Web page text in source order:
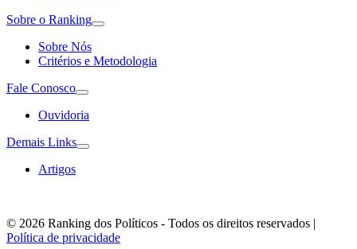
Sobre o Ranking
Sobre Nós
Critérios e Metodologia
Fale Conosco
Ouvidoria
Demais Links
Artigos
© 2026 Ranking dos Políticos - Todos os direitos reservados |
Política de privacidade